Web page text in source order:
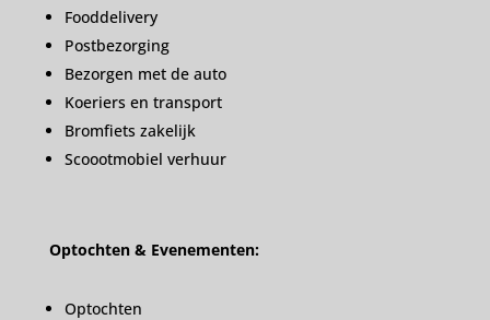
Fooddelivery
Postbezorging
Bezorgen met de auto
Koeriers en transport
Bromfiets zakelijk
Scoootmobiel verhuur
Optochten & Evenementen:
Optochten